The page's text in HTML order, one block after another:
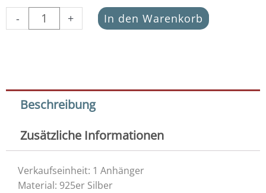
-
Schneeflocke
925
+ In den Warenkorb
Beschreibung
Zusätzliche Informationen
Verkaufseinheit: 1 Anhänger
Material: 925er Silber